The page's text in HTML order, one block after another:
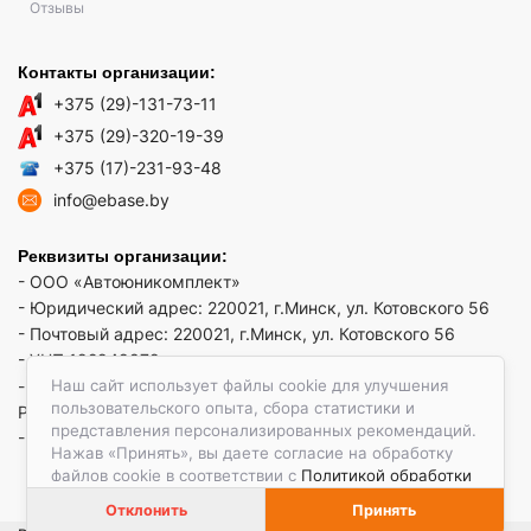
Наш сайт использует файлы cookie для улучшения
пользовательского опыта, сбора статистики и
представления персонализированных рекомендаций.
Нажав «Принять», вы даете согласие на обработку
файлов cookie в соответствии с Политикой обработки
Отклонить Принять
Отзывы
Контакты организации:
+375 (29)-131-73-11
+375 (29)-320-19-39
+375 (17)-231-93-48
info@ebase.by
Реквизиты организации:
- ООО «Автоюникомплект»
- Юридический адрес: 220021, г.Минск, ул. Котовского 56
- Почтовый адрес: 220021, г.Минск, ул. Котовского 56
- УНП 192949879
- р/сч BY52 REDJ 3012 1009 3553 3010 0933 в ЗАО "Банк
РРБ"
- Код банка: REDJBY22